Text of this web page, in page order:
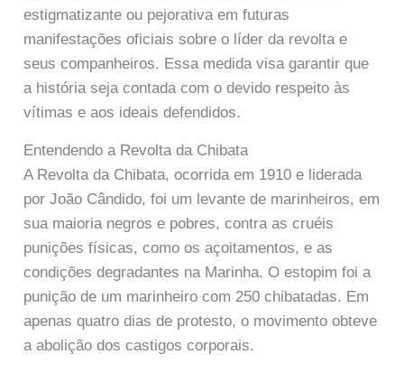
estigmatizante ou pejorativa em futuras
manifestações oficiais sobre o líder da revolta e
seus companheiros. Essa medida visa garantir que
a história seja contada com o devido respeito às
vítimas e aos ideais defendidos.
Entendendo a Revolta da Chibata
A Revolta da Chibata, ocorrida em 1910 e liderada
por João Cândido, foi um levante de marinheiros, em
sua maioria negros e pobres, contra as cruéis
punições físicas, como os açoitamentos, e as
condições degradantes na Marinha. O estopim foi a
punição de um marinheiro com 250 chibatadas. Em
apenas quatro dias de protesto, o movimento obteve
a abolição dos castigos corporais.